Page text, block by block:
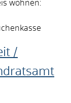
wohnen:
/